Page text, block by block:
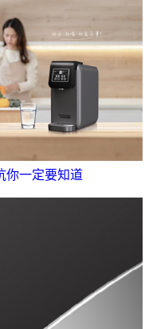
你一定要知道